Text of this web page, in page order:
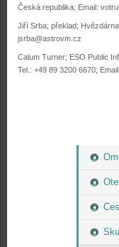
Česká republika; Email:
Jiří Srba; překlad;
jsrba@astrovm.cz
Calum Turner; ESO Public
Tel.: +49 89 3200 6670;